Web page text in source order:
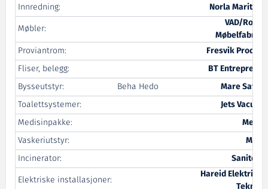
Innredning:
Norla Maritime
Møbler:
VAD/Rovde
Møbelfabrikk
Proviantrom:
Fresvik Produkt
Fliser, belegg:
BT Entreprenør
Bysseutstyr:
Beha Hedo
Mare Safety
Toalettsystemer:
Jets Vacuum
Medisinpakke:
Medi 3
Vaskeriutstyr:
Miele
Incinerator:
Saniterm
Elektriske installasjoner:
Hareid Elektriske